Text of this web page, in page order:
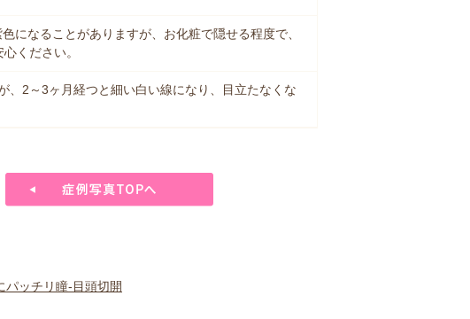
になることがありますが、お化粧で隠せる程度で、
ください。
、2～3ヶ月経つと細い白い線になり、目立たなくな
パッチリ瞳-目頭切開